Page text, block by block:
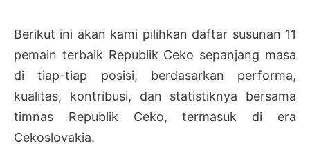
Berikut ini akan kami pilihkan daftar susunan 11
pemain terbaik Republik Ceko sepanjang masa
di tiap-tiap posisi, berdasarkan performa,
kualitas, kontribusi, dan statistiknya bersama
timnas Republik Ceko, termasuk di era
Cekoslovakia.